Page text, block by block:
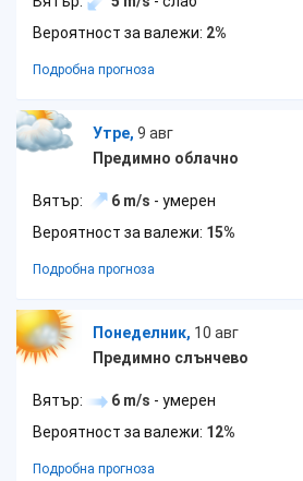
Вероятност за валежи: 2%
Подробна прогноза
Утре, 9 авг
Предимно облачно
Вятър: 6 m/s - умерен
Вероятност за валежи: 15%
Подробна прогноза
Понеделник, 10 авг
Предимно слънчево
Вятър: 6 m/s - умерен
Вероятност за валежи: 12%
Подробна прогноза